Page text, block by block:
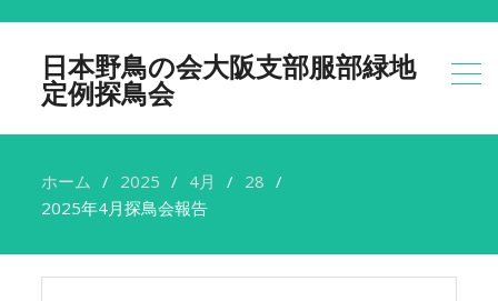
日本野鳥の会大阪支部服部緑地
定例探鳥会
ホーム 2025 4月
28
2025年4月探鳥会報告